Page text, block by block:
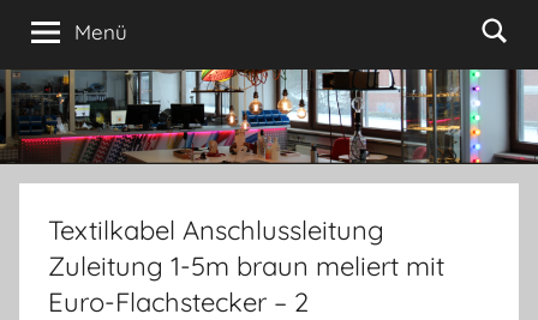
Hamburg
Menü
Textilkabel Anschlussleitung
Zuleitung 1-5m braun meliert mit
Euro-Flachstecker – 2